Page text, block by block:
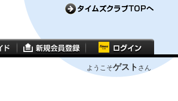
ようこそゲスト さん